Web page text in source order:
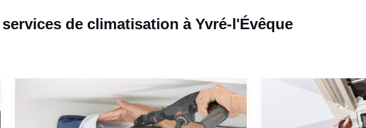
de climatisation à Yvré-l'Évêque